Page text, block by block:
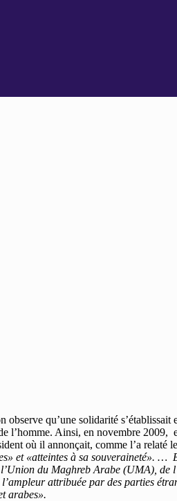
qu’une solidarité s’établissait
l’homme. Ainsi, en novembre
où il annonçait, comme l’a relaté
et «atteintes à sa souveraineté». …
du Maghreb Arabe (UMA),
attribuée par des parties
arabes».